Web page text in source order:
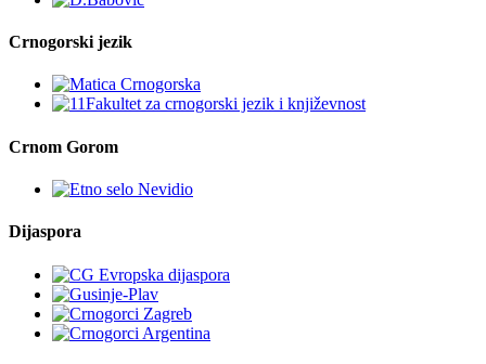
Crnogorski jezik
Crnom Gorom
Dijaspora